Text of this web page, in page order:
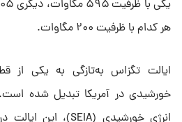
هر کدام با ظرفیت ۲۰۰ مگاوات.
ایالت تگزاس به‌تازگی به یکی از
خورشیدی در آمریکا تبدیل شده است.